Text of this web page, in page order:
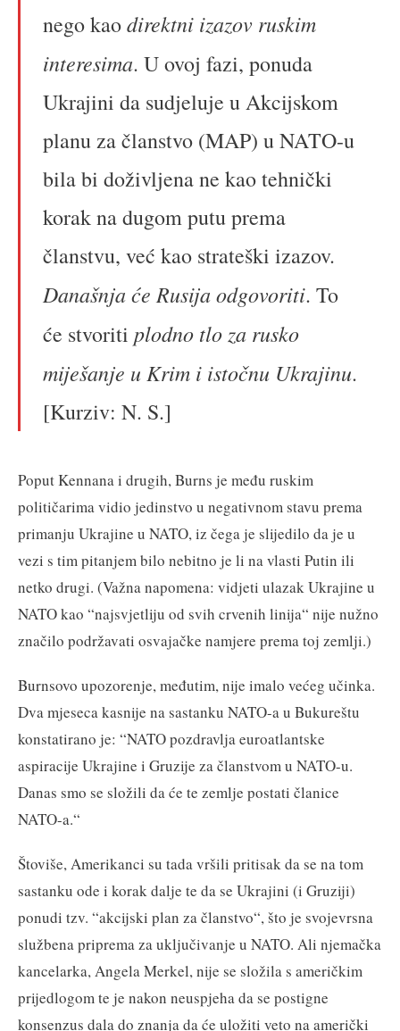
nego kaodirektni izazov ruskim
interesima. U ovoj fazi, ponuda
Ukrajini da sudjeluje u Akcijskom
planu za članstvo (MAP) u NATO-u
bila bi doživljena ne kao tehnički
korak na dugom putu prema
članstvu, već kao strateški izazov.
Današnja će Rusija odgovoriti. To
će stvoriti plodno tlo za rusko
miješanje u Krim i istočnu Ukrajinu.
[Kurziv: N. S.]
Poput Kennana i drugih, Burns je među ruskim
političarima vidio jedinstvo u negativnom stavu prema
primanju Ukrajine u NATO, iz čega je slijedilo da je u
vezi s tim pitanjem bilo nebitno je li na vlasti Putin ili
netko drugi. (Važna napomena: vidjeti ulazak Ukrajine u
NATO kao “najsvjetliju od svih crvenih linija“ nije nužno
značilo podržavati osvajačke namjere prema toj zemlji.)
Burnsovo upozorenje, međutim, nije imalo većeg učinka.
Dva mjeseca kasnije na sastanku NATO-a u Bukureštu
konstatirano je: “NATO pozdravlja euroatlantske
aspiracije Ukrajine i Gruzije za članstvom u NATO-u.
Danas smo se složili da će te zemlje postati članice
NATO-a.“
Štoviše, Amerikanci su tada vršili pritisak da se na tom
sastanku ode i korak dalje te da se Ukrajini (i Gruziji)
ponudi tzv. “akcijski plan za članstvo“, što je svojevrsna
službena priprema za uključivanje u NATO. Ali njemačka
kancelarka, Angela Merkel, nije se složila s američkim
prijedlogom te je nakon neuspjeha da se postigne
konsenzus dala do znanja da će uložiti veto na američki